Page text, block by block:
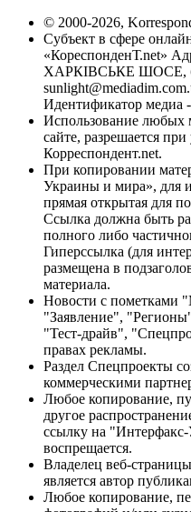
© 2000-2026,
Субъект в сфере
«КореспонденТ.net»
ХАРКІВСЬКЕ ШОСЕ,
Идентификатор медиа
Использование любых
сайте, разрешается
Корреспондент.net.
При копировании
Украины и мира», для
прямая открытая для
Ссылка должна быть
полного либо
Гиперссылка (для
размещена в
материала.
Новости с пометками
"Заявление",
"Тест-драйв",
правах рекламы.
Раздел Спецпроекты
коммерческими
Любое копирование,
другое
ссылку на
воспрещается.
Владелец веб-
является автор
Любое копирование,